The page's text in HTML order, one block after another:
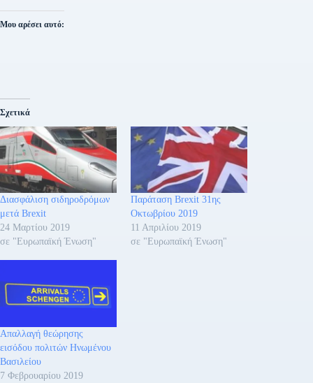
Μου αρέσει αυτό:
Σχετικά
Διασφάλιση σιδηροδρόμων
μετά Brexit
24 Μαρτίου 2019
σε "Ευρωπαϊκή Ένωση"
Παράταση Brexit 31ης
Οκτωβρίου 2019
11 Απριλίου 2019
σε "Ευρωπαϊκή Ένωση"
Απαλλαγή θεώρησης
εισόδου πολιτών Ηνωμένου
Βασιλείου
7 Φεβρουαρίου 2019